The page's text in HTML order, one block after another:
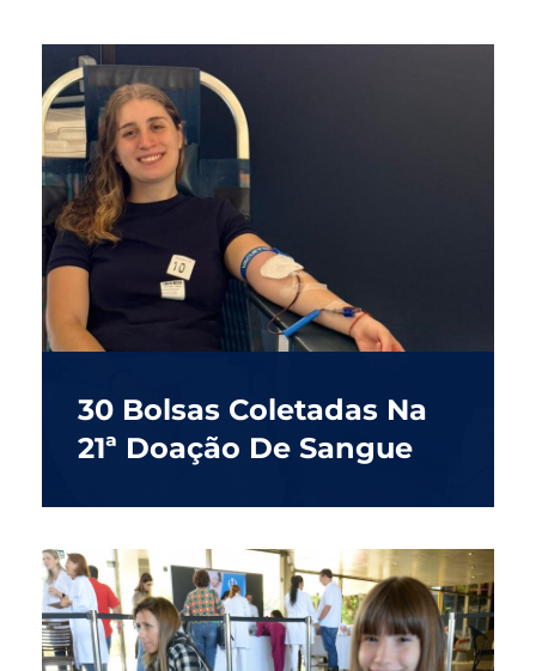
30 Bolsas Coletadas Na
21ª Doação De Sangue